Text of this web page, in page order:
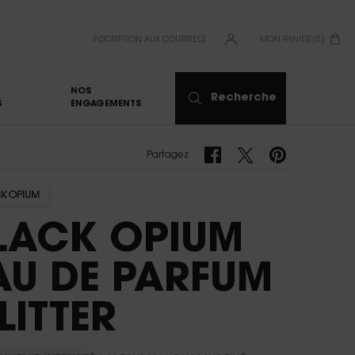
INSCRIPTION AUX COURRIELS MON PANIER 0
0 PRODUCT IN CART
NOS
ENGAGEMENTS
Recherche
Partagez Partagez Facebook
Partagez Twitter
Partagez Pinterest
OPIUM
OPIUM
DE PARFUM